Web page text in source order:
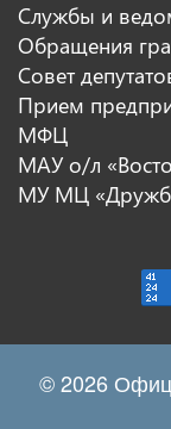
Службы и
Обращения
Совет
Прием
МФЦ
МАУ о/л
МУ МЦ
© 2026